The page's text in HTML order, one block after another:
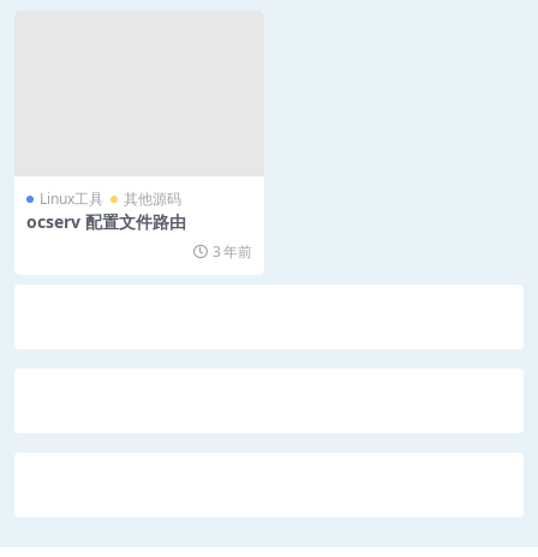
Linux工具 其他源码
ocserv 配置文件路由
3 年前